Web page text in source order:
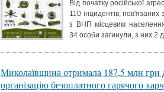
Від початку російської
110 інцидентів,
з ВНП місцевим
34 особи загинули, з них 2
Миколаївщина отримала 187,5 млн грн
організацію безоплатного гарячого